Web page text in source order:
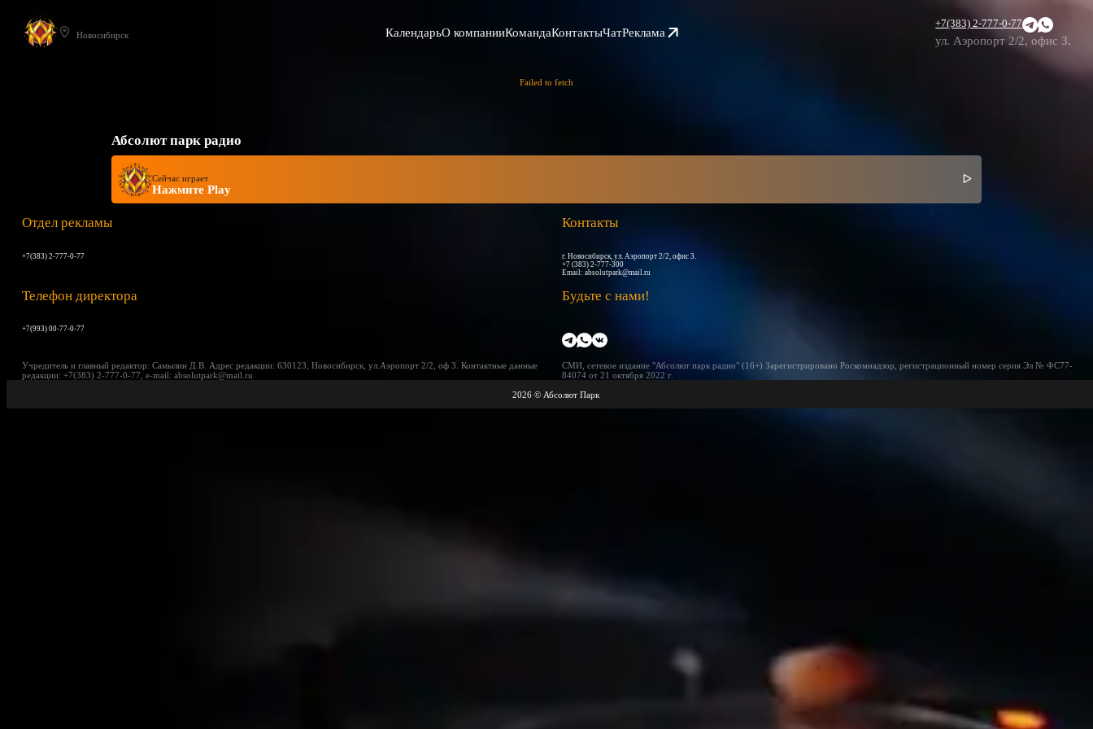
Новосибирск КалендарьО компанииКомандаКонтактыЧатРеклама
+7(383) 2-777-0-77
ул. Аэропорт 2/2, офис 3.
Failed to fetch
Абсолют парк радио
Сейчас играет
Нажмите Play
Отдел рекламы
+7(383) 2-777-0-77
Контакты
г. Новосибирск, ул. Аэропорт 2/2, офис 3.
+7 (383) 2-777-300
Email: absolutpark@mail.ru
Телефон директора
+7(993) 00-77-0-77
Будьте с нами!
Учредитель и главный редактор: Самылин Д.В. Адрес редакции: 630123, Новосибирск, ул.Аэропорт 2/2, оф 3. Контактные данные
редакции: +7(383) 2-777-0-77, e-mail: absolutpark@mail.ru
СМИ, сетевое издание "Абсолют парк радио" (16+) Зарегистрировано Роскомнадзор, регистрационный номер серия Эл № ФС77-
84074 от 21 октября 2022 г.
2026 © Абсолют Парк